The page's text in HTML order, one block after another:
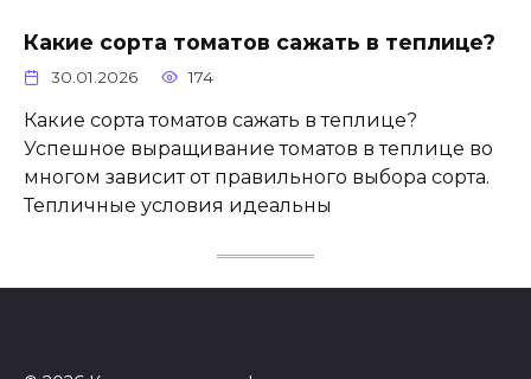
Какие сорта томатов сажать в теплице?
30.01.2026 174
Какие сорта томатов сажать в теплице?
Успешное выращивание томатов в теплице во
многом зависит от правильного выбора сорта.
Тепличные условия идеальны